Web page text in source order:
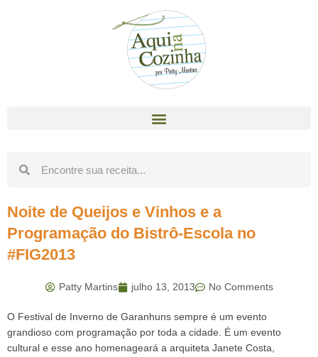
Noite de Queijos e Vinhos e a
Programação do Bistrô-Escola no
#FIG2013
Patty Martins julho 13, 2013 No Comments
O Festival de Inverno de Garanhuns sempre é um evento
grandioso com programação por toda a cidade. É um evento
cultural e esse ano homenageará a arquiteta Janete Costa,